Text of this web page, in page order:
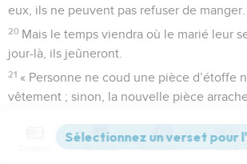
eux, ils ne peuvent pas refuser de manger.
20 Mais le temps viendra où le marié leur
jour-là, ils jeûneront.
21 « Personne ne coud une pièce d’étoffe
vêtement ; sinon, la nouvelle pièce
Et personne ne verse du vin nouveau
Versions Commentaires Strong